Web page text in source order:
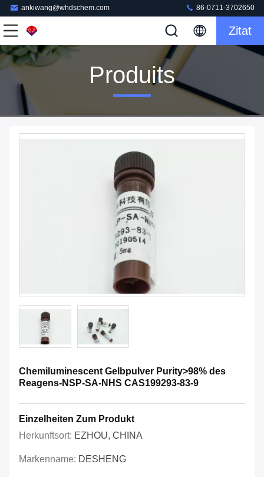
ankiwang@whdschem.com 86-0711-3702650
Zitat
Produits
Chemiluminescent Gelbpulver Purity>98% des
Reagens-NSP-SA-NHS CAS199293-83-9
Einzelheiten Zum Produkt
Herkunftsort: EZHOU, CHINA
Markenname: DESHENG